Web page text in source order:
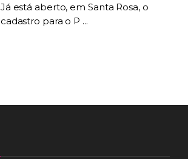
Já está aberto, em Santa Rosa, o
cadastro para o P ...